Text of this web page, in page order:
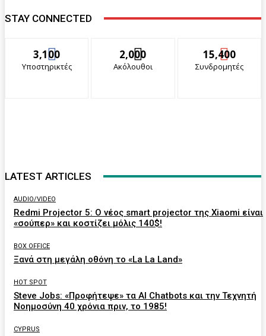
STAY CONNECTED
3,100
Υποστηρικτές
2,000
Ακόλουθοι
15,400
Συνδρομητές
LATEST ARTICLES
AUDIO/VIDEO
Redmi Projector 5: Ο νέος smart projector της Xiaomi είναι
«σούπερ» και κοστίζει μόλις 140$!
BOX OFFICE
Ξανά στη μεγάλη οθόνη το «La La Land»
HOT SPOT
Steve Jobs: «Προφήτεψε» τα AI Chatbots και την Τεχνητή
Νοημοσύνη 40 χρόνια πριν, το 1985!
CYPRUS